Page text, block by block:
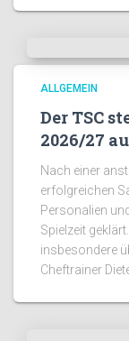
ALLGEMEIN
Der TSC
2026/27
Nach einer
erfolgreichen
Personalien
Spielzeit
insbesondere
Cheftrainer